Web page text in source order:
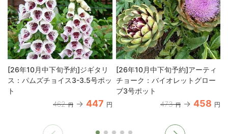
[26年10月中下旬予約]ジギタリ
ス：パムズチョイス3-3.5号ポッ
ト
462 円 447 円
[26年10月中下旬予約]アーティ
チョーク：バイオレットグロー
ブ3号ポット
473 円 458 円